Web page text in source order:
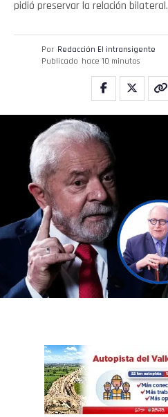
pidió preservar la relación bilateral.
Por Redacción El intransigente
Publicado hace 10 minutos
Flipboard
Reddit
Pinterest